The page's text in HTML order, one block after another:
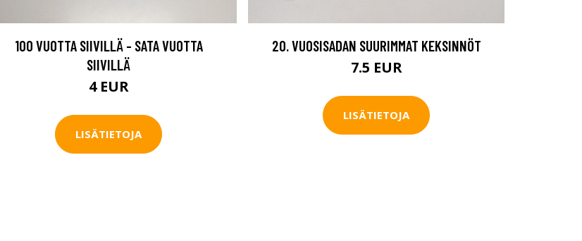
100 VUOTTA SIIVILLÄ - SATA VUOTTA
SIIVILLÄ
4 EUR
LISÄTIETOJA
20. VUOSISADAN SUURIMMAT KEKSINNÖT
7.5 EUR
LISÄTIETOJA